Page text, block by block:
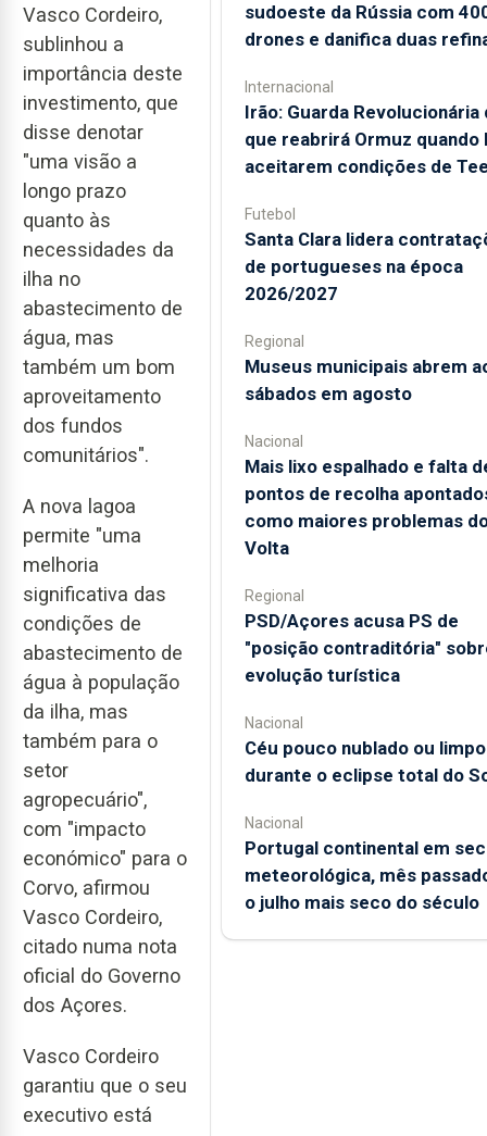
Vasco Cordeiro,
sublinhou a
importância deste
investimento, que
disse denotar
"uma visão a
longo prazo
quanto às
necessidades da
ilha no
abastecimento de
água, mas
também um bom
aproveitamento
dos fundos
comunitários".
A nova lagoa
permite "uma
melhoria
significativa das
condições de
abastecimento de
água à população
da ilha, mas
também para o
setor
agropecuário",
com "impacto
económico" para o
Corvo, afirmou
Vasco Cordeiro,
citado numa nota
oficial do Governo
dos Açores.
Vasco Cordeiro
garantiu que o seu
executivo está
sudoeste da Rússia com
drones e danifica duas
Internacional
Irão: Guarda Revolucionária
que reabrirá Ormuz quando
aceitarem condições de
Futebol
Santa Clara lidera
de portugueses na época
2026/2027
Regional
Museus municipais abrem
sábados em agosto
Nacional
Mais lixo espalhado e falta
pontos de recolha
como maiores problemas
Volta
Regional
PSD/Açores acusa PS de
"posição contraditória"
evolução turística
Nacional
Céu pouco nublado ou limpo
durante o eclipse total do
Nacional
Portugal continental em
meteorológica, mês
o julho mais seco do século